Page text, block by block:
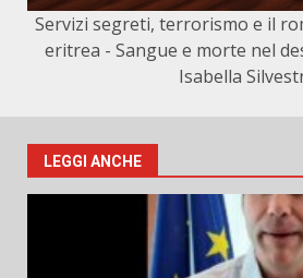
Servizi segreti, terrorismo e il
eritrea - Sangue e morte nel
Isabella
LEGGI ANCHE